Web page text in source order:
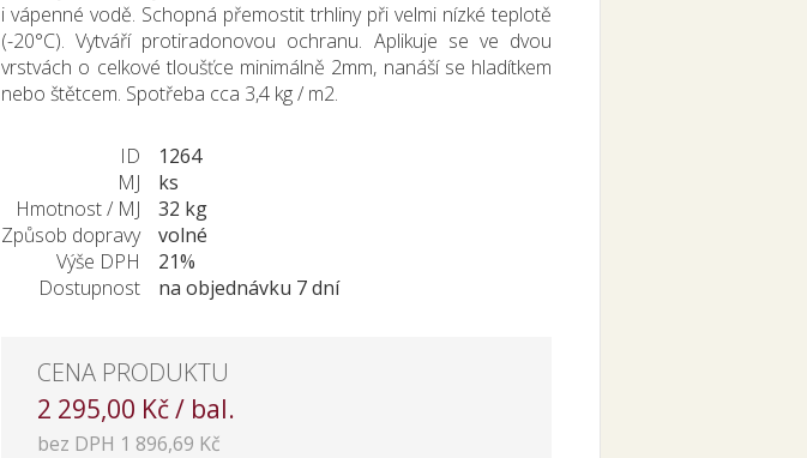
i vápenné vodě. Schopná přemostit trhliny při velmi nízké teplotě
(-20°C). Vytváří protiradonovou ochranu. Aplikuje se ve dvou
vrstvách o celkové tloušťce minimálně 2mm, nanáší se hladítkem
nebo štětcem. Spotřeba cca 3,4 kg / m2.
ID
1264
MJ
ks
Hmotnost / MJ
32 kg
Způsob dopravy
volné
Výše DPH
21%
Dostupnost
na objednávku 7 dní
CENA PRODUKTU
2 295,00 Kč / bal.
bez DPH 1 896,69 Kč